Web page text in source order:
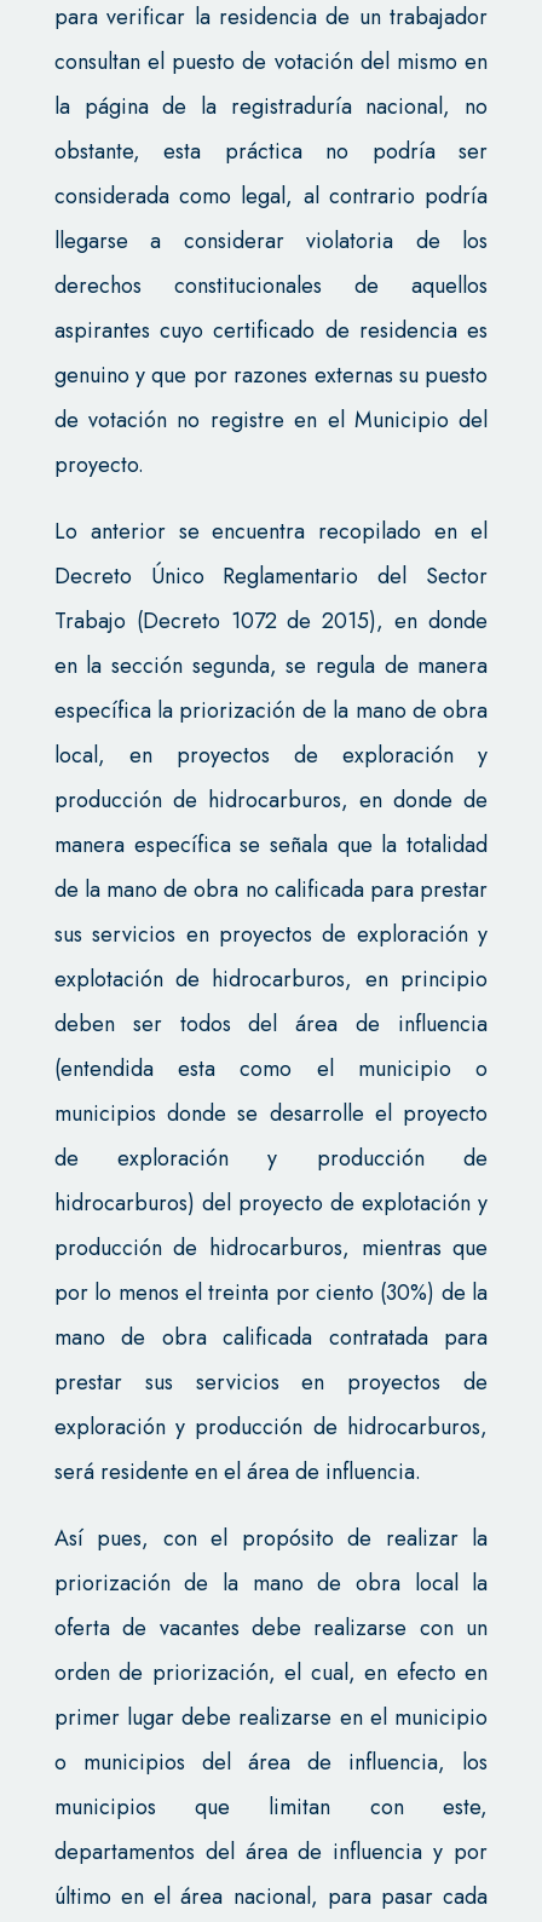
para verificar la residencia de un trabajador
consultan el puesto de votación del mismo en
la página de la registraduría nacional, no
obstante, esta práctica no podría ser
considerada como legal, al contrario podría
llegarse a considerar violatoria de los
derechos constitucionales de aquellos
aspirantes cuyo certificado de residencia es
genuino y que por razones externas su puesto
de votación no registre en el Municipio del
proyecto.
Lo anterior se encuentra recopilado en el
Decreto Único Reglamentario del Sector
Trabajo (Decreto 1072 de 2015), en donde
en la sección segunda, se regula de manera
específica la priorización de la mano de obra
local, en proyectos de exploración y
producción de hidrocarburos, en donde de
manera específica se señala que la totalidad
de la mano de obra no calificada para prestar
sus servicios en proyectos de exploración y
explotación de hidrocarburos, en principio
deben ser todos del área de influencia
(entendida esta como el municipio o
municipios donde se desarrolle el proyecto
de exploración y producción de
hidrocarburos) del proyecto de explotación y
producción de hidrocarburos, mientras que
por lo menos el treinta por ciento (30%) de la
mano de obra calificada contratada para
prestar sus servicios en proyectos de
exploración y producción de hidrocarburos,
será residente en el área de influencia.
Así pues, con el propósito de realizar la
priorización de la mano de obra local la
oferta de vacantes debe realizarse con un
orden de priorización, el cual, en efecto en
primer lugar debe realizarse en el municipio
o municipios del área de influencia, los
municipios que limitan con este,
departamentos del área de influencia y por
último en el área nacional, para pasar cada